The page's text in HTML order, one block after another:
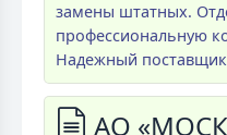
замены штатных.
профессиональную
Надежный
АО